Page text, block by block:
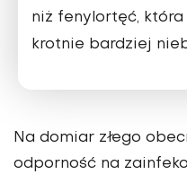
niż fenylortęć,
krotnie bardziej
Na domiar złego
odporność na